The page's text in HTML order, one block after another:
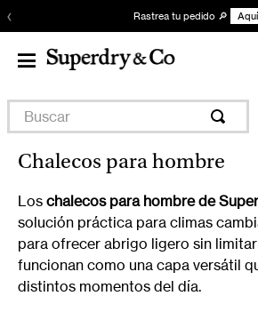
‹ Rastrea tu pedido 🔎 Aquí
Buscar
Chalecos para hombre
Los chalecos para hombre de
solución práctica para climas
para ofrecer abrigo ligero sin
funcionan como una capa versátil
distintos momentos del día.